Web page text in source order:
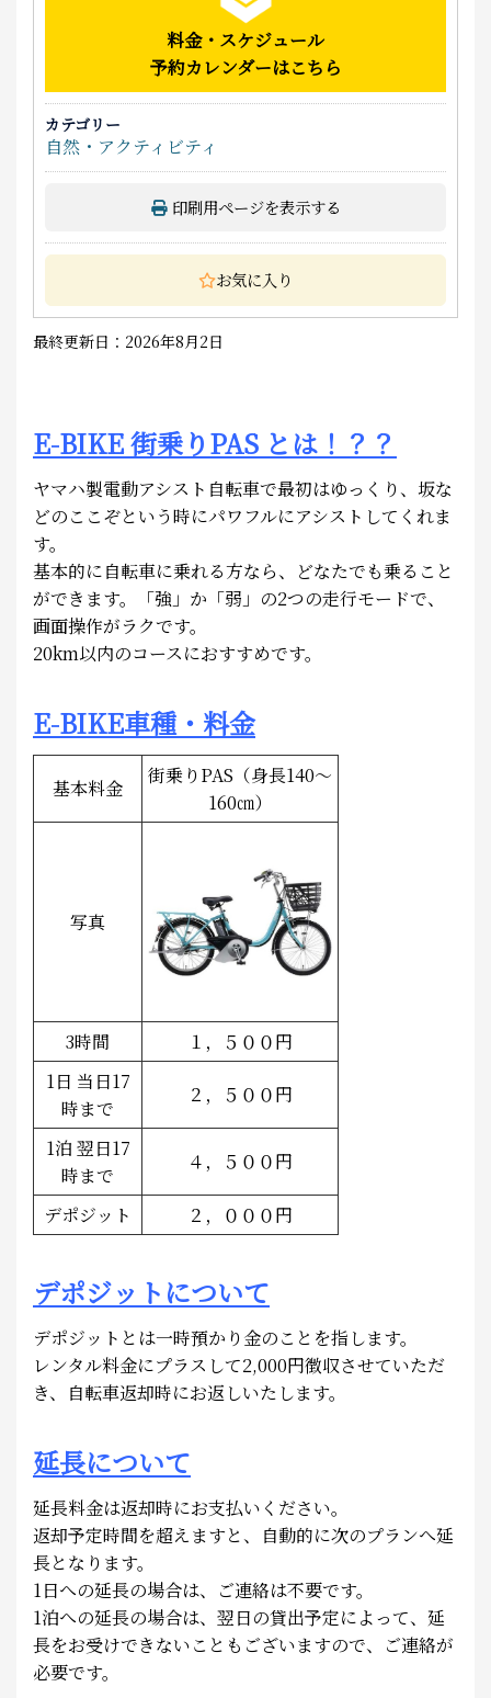
料金・スケジュール
予約カレンダーはこちら
カテゴリー
自然・アクティビティ
印刷用ページを表示する
お気に入り
最終更新日：2026年8月2日
E-BIKE 街乗りPAS とは！？？
ヤマハ製電動アシスト自転車で最初はゆっくり、坂な
どのここぞという時にパワフルにアシストしてくれま
す。
基本的に自転車に乗れる方なら、どなたでも乗ること
ができます。「強」か「弱」の2つの走行モードで、
画面操作がラクです。
20km以内のコースにおすすめです。
E-BIKE車種・料金
基本料金
街乗りPAS（身長140～
160㎝）
写真
3時間
１，５００円
1日 当日17
時まで
２，５００円
1泊 翌日17
時まで
４，５００円
デポジット ２，０００円
デポジットについて
デポジットとは一時預かり金のことを指します。
レンタル料金にプラスして2,000円徴収させていただ
き、自転車返却時にお返しいたします。
延長について
延長料金は返却時にお支払いください。
返却予定時間を超えますと、自動的に次のプランへ延
長となります。
1日への延長の場合は、ご連絡は不要です。
1泊への延長の場合は、翌日の貸出予定によって、延
長をお受けできないこともございますので、ご連絡が
必要です。